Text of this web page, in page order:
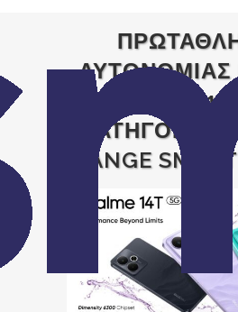
ΑΥΤΟΝΟΜΙΑΣ
REALME
ΚΑΤΗΓΟΡΙΑ
RANGE